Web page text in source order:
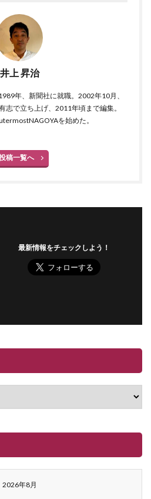
井上 昇治
年、新聞社に就職。2002年10月、
志で立ち上げ、2011年頃まで編集。
を始めた。
稿一覧へ
最新情報をチェックしよう！
2026年8月